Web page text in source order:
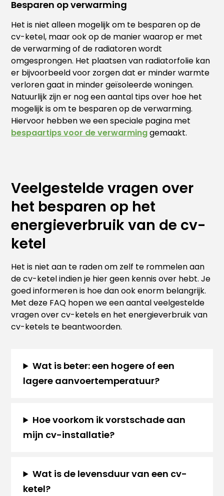
Besparen op verwarming
Het is niet alleen mogelijk om te besparen op de
cv-ketel, maar ook op de manier waarop er met
de verwarming of de radiatoren wordt
omgesprongen. Het plaatsen van radiatorfolie kan
er bijvoorbeeld voor zorgen dat er minder warmte
verloren gaat in minder geïsoleerde woningen.
Natuurlijk zijn er nog een aantal tips over hoe het
mogelijk is om te besparen op de verwarming.
Hiervoor hebben we een speciale pagina met
bespaartips voor de verwarminggemaakt.
Veelgestelde vragen over
het besparen op het
energieverbruik van de cv-
ketel
Het is niet aan te raden om zelf te rommelen aan
de cv-ketel indien je hier geen kennis over hebt. Je
goed informeren is hoe dan ook enorm belangrijk.
Met deze FAQ hopen we een aantal veelgestelde
vragen over cv-ketels en het energieverbruik van
cv-ketels te beantwoorden.
Wat is beter: een hogere of een
lagere aanvoertemperatuur?
Hoe voorkom ik vorstschade aan
mijn cv-installatie?
Wat is de levensduur van een cv-
ketel?